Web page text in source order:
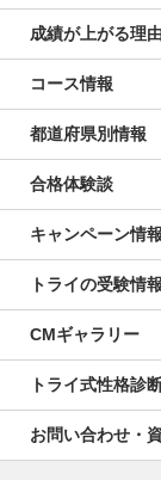
成績が上がる理
コース情報
都道府県別情報
合格体験談
キャンペーン情報
トライの受験情報
CMギャラリー
トライ式性格診
お問い合わせ・